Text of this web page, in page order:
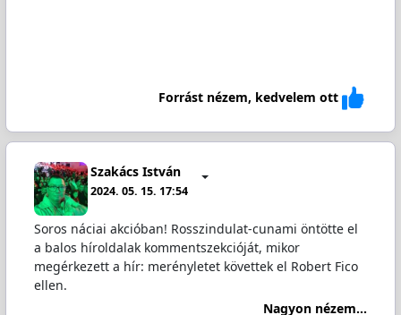
Forrást nézem, kedvelem ott
Szakács István
2024. 05. 15. 17:54
Soros náciai akcióban! Rosszindulat-cunami öntötte el
a balos híroldalak kommentszekcióját, mikor
megérkezett a hír: merényletet követtek el Robert Fico
ellen.
Nagyon nézem...